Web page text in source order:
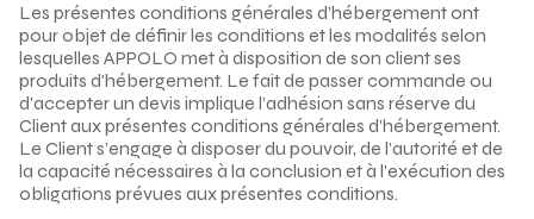
Les présentes conditions générales d’hébergement ont
pour objet de définir les conditions et les modalités selon
lesquelles APPOLO met à disposition de son client ses
produits d'hébergement. Le fait de passer commande ou
d'accepter un devis implique l’adhésion sans réserve du
Client aux présentes conditions générales d’hébergement.
Le Client s’engage à disposer du pouvoir, de l’autorité et de
la capacité nécessaires à la conclusion et à l’exécution des
obligations prévues aux présentes conditions.